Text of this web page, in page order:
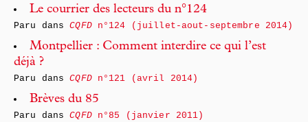
Le courrier des lecteurs du n°124
Paru dansCQFDn°124 (juillet-aout-septembre 2014)
Montpellier : Comment interdire ce qui l’est
déjà ?
Paru dansCQFDn°121 (avril 2014)
Brèves du 85
Paru dansCQFDn°85 (janvier 2011)